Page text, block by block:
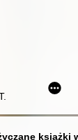
1
książki